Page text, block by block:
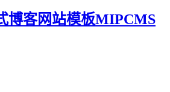
博客网站模板MIPCMS